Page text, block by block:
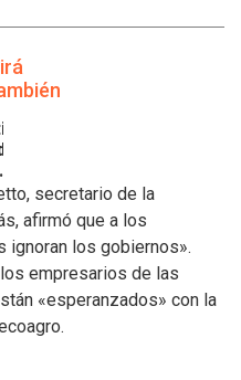
secretario de la
afirmó que a los
ignoran los gobiernos».
empresarios de las
«esperanzados» con la